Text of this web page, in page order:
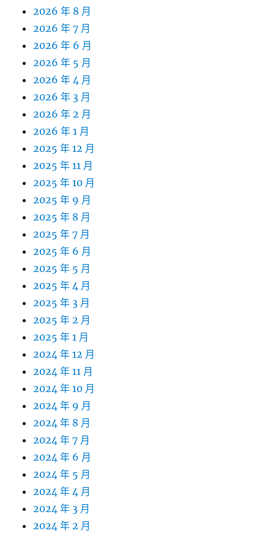
2026 年 8 月
2026 年 7 月
2026 年 6 月
2026 年 5 月
2026 年 4 月
2026 年 3 月
2026 年 2 月
2026 年 1 月
2025 年 12 月
2025 年 11 月
2025 年 10 月
2025 年 9 月
2025 年 8 月
2025 年 7 月
2025 年 6 月
2025 年 5 月
2025 年 4 月
2025 年 3 月
2025 年 2 月
2025 年 1 月
2024 年 12 月
2024 年 11 月
2024 年 10 月
2024 年 9 月
2024 年 8 月
2024 年 7 月
2024 年 6 月
2024 年 5 月
2024 年 4 月
2024 年 3 月
2024 年 2 月